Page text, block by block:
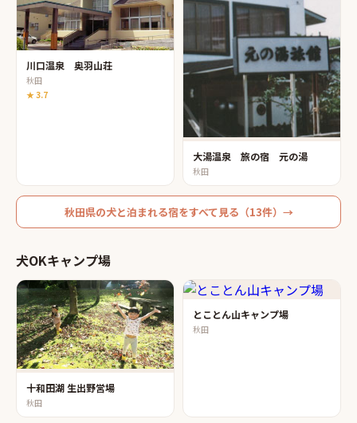
川口温泉 奥羽山荘
秋田
★3.7
大湯温泉 旅の宿 元の湯
秋田
秋田県の犬と泊まれる宿をすべて見る（13件）→
犬OKキャンプ場
十和田湖 生出野営場
秋田
とことん山キャンプ場
秋田